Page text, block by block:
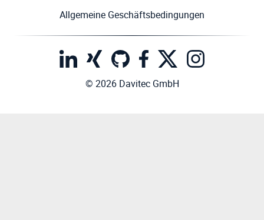
Allgemeine Geschäftsbedingungen
© 2026 Davitec GmbH